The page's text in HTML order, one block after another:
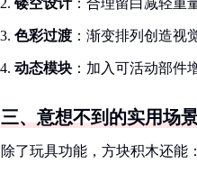
镂空设计：合理留白减轻重
色彩过渡 ：渐变排列创造视
动态模块 ：加入可活动部件
三、意想不到的实用场
除了玩具功能，方块积木还能：